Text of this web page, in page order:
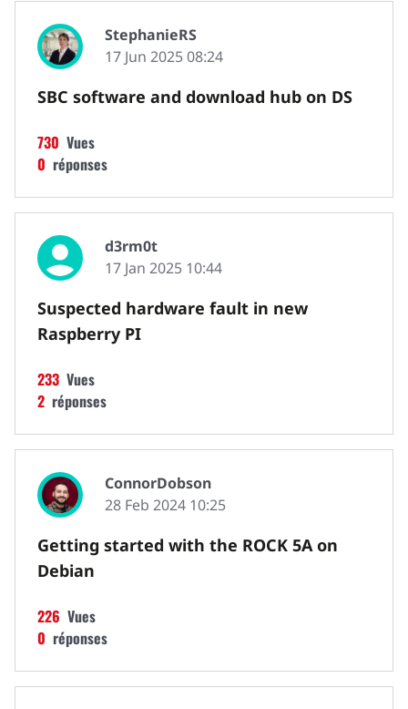
StephanieRS
17 Jun 2025 08:24
SBC software and download hub on DS
Vues
730
réponses
0
d3rm0t
17 Jan 2025 10:44
Suspected hardware fault in new
Raspberry PI
Vues
233
réponses
2
ConnorDobson
28 Feb 2024 10:25
Getting started with the ROCK 5A on
Debian
Vues
226
réponses
0